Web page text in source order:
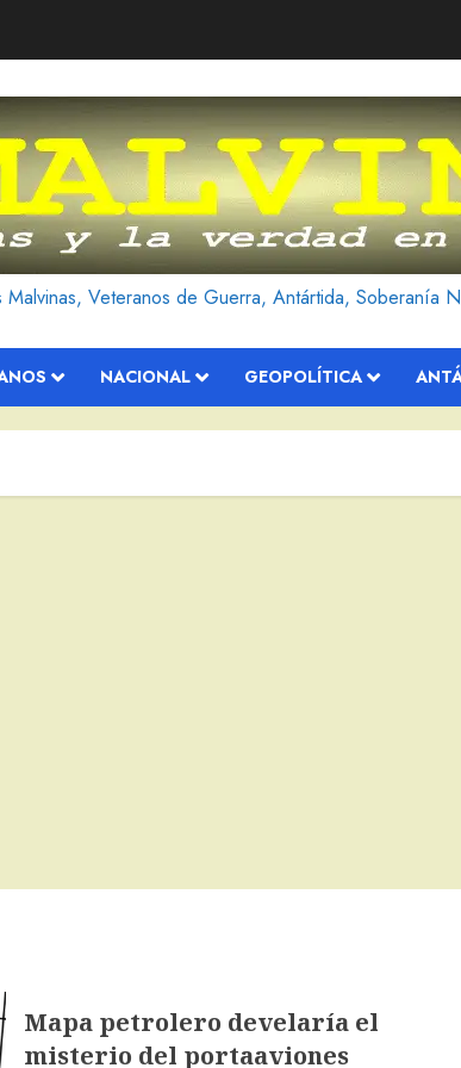
Malvinas, Veteranos de Guerra, Antártida, Soberanía
NACIONAL GEOPOLÍTICA
Mapa petrolero develaría el
misterio del portaaviones